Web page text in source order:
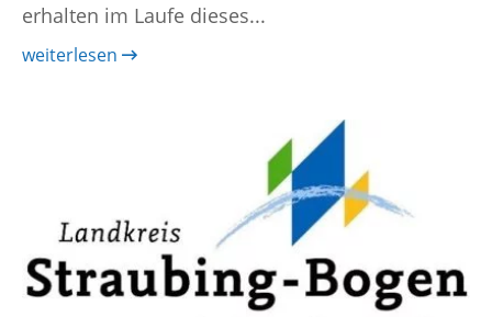
erhalten im Laufe dieses...
weiterlesen